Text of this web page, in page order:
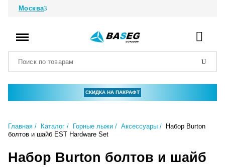
Москва
СКИДКА НА ПАКРАФТ
Главная Каталог Горные лыжи Аксессуары
Набор Burton
болтов и шайб EST Hardware Set
Набор Burton болтов и шайб